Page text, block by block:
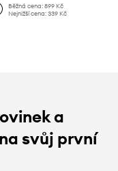
Běžná cena: 899 Kč
Nejnižší cena: 339 Kč
a
svůj první